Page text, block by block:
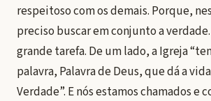
respeitoso com os demais. Porque,
preciso buscar em conjunto a verdade.
grande tarefa. De um lado, a Igreja
palavra, Palavra de Deus, que dá a
Verdade”. E nós estamos chamados e